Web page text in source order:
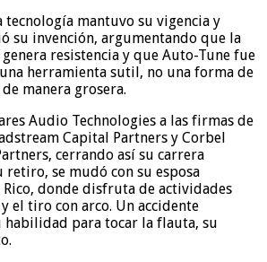
tecnología mantuvo su vigencia y
su invención, argumentando que la
resistencia y que Auto-Tune fue
herramienta sutil, no una forma de
manera grosera.
Audio Technologies a las firmas de
Capital Partners y Corbel
cerrando así su carrera
retiro, se mudó con su esposa
Rico, donde disfruta de actividades
el tiro con arco. Un accidente
habilidad para tocar la flauta, su